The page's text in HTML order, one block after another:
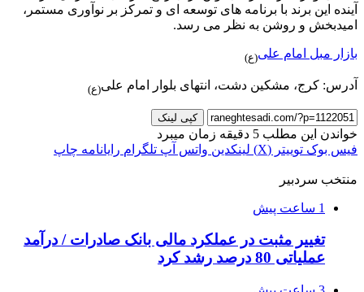
آینده این برند با برنامه های توسعه ای و تمرکز بر نوآوری مستمر،
امیدبخش و روشن به نظر می رسد.
بازار مبل امام علی(ع)
آدرس: کرج، مشکین دشت، انتهای بلوار امام علی(ع)
کپی لینک
خواندن این مطلب 5 دقیقه زمان میبرد
فیس بوک توییتر (X) لینکدین واتس آپ تلگرام رایانامه چاپ
منتخب سردبیر
1 ساعت پیش
تغییر مثبت در عملکرد مالی بانک صادرات / درآمد
عملیاتی 80 درصد رشد کرد